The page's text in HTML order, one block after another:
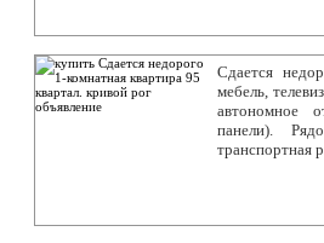
Сдается
мебель,
автономное
панели).
транспортная